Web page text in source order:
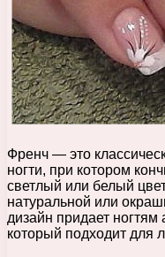
Френч — это
ногти, при котором
светлый или белый
натуральной или
дизайн придает ногтям
который подходит для